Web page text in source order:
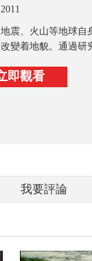
2011
地震、火山等地球自
變着地貌。通過
即觀看
我要評論